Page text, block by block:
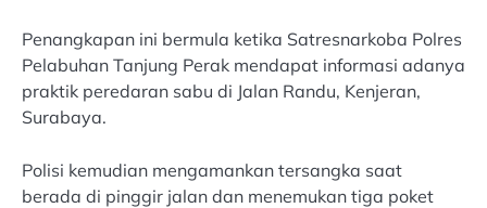
Penangkapan ini bermula ketika Satresnarkoba Polres
Pelabuhan Tanjung Perak mendapat informasi adanya
praktik peredaran sabu di Jalan Randu, Kenjeran,
Surabaya.
Polisi kemudian mengamankan tersangka saat
berada di pinggir jalan dan menemukan tiga poket